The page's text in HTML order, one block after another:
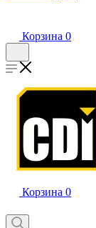
Корзина 0
Корзина 0